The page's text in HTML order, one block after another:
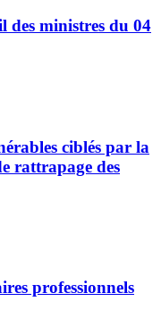
des ministres du 04
ciblés par la
rattrapage des
professionnels